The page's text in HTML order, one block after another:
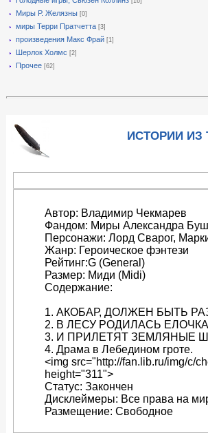
Миры Р. Желязны [0]
миры Терри Пратчетта [3]
произведения Макс Фрай [1]
Шерлок Холмс [2]
Прочее [62]
ИСТОРИИ ИЗ
Автор: Владимир Чекмарев
Фандом: Миры Александра
Персонажи: Лорд Сварог,
Жанр: Героическое фэнтези
Рейтинг:G (General)
Размер: Миди (Midi)
Содержание:
1. АКОБАР, ДОЛЖЕН БЫТЬ
2. В ЛЕСУ РОДИЛАСЬ ЕЛОЧКА
3. И ПРИЛЕТЯТ ЗЕМЛЯНЫЕ
4. Драма в Лебедином гроте.
<img src="http://fan.lib.ru/img/c/
height="311">
Статус: Закончен
Дисклеймеры: Все права на
Размещение: Свободное